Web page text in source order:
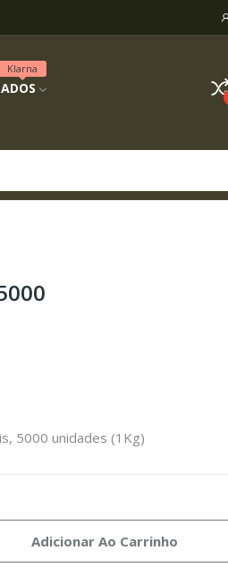
Klarna
5000 unidades (1Kg)
Adicionar Ao Carrinho